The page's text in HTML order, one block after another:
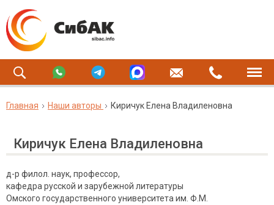
Главная Наши авторы Киричук Елена Владиленовна
Киричук Елена Владиленовна
д-р филол. наук, профессор,
кафедра русской и зарубежной литературы
Омского государственного университета им. Ф.М.